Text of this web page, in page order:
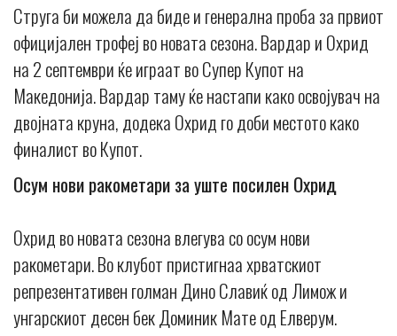
Струга би можела да биде и генерална проба за првиот
официјален трофеј во новата сезона. Вардар и Охрид
на 2 септември ќе играат во Супер Купот на
Македонија. Вардар таму ќе настапи како освојувач на
двојната круна, додека Охрид го доби местото како
финалист во Купот.
Осум нови ракометари за уште посилен Охрид
Охрид во новата сезона влегува со осум нови
ракометари. Во клубот пристигнаа хрватскиот
репрезентативен голман Дино Славиќ од Лимож и
унгарскиот десен бек Доминик Мате од Елверум.